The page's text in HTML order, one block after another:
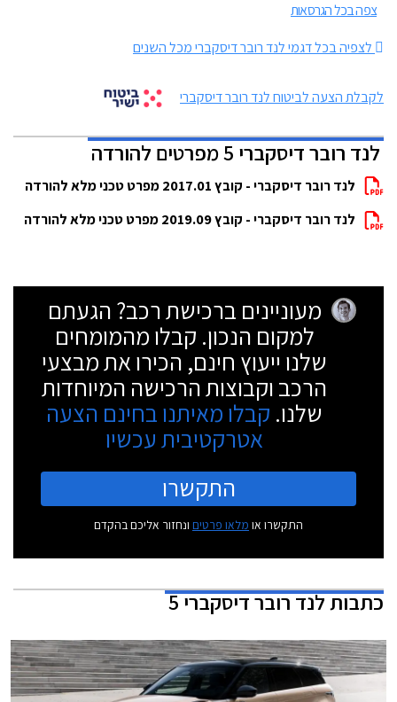
צפה בכל הגרסאות
לצפיה בכל דגמי לנד רובר דיסקברי מכל השנים
לקבלת הצעה לביטוח לנד רובר דיסקברי
לנד רובר דיסקברי 5 מפרטים להורדה
לנד רובר דיסקברי - קובץ 2017.01 מפרט טכני מלא להורדה
לנד רובר דיסקברי - קובץ 2019.09 מפרט טכני מלא להורדה
מעוניינים ברכישת רכב? הגעתם
למקום הנכון. קבלו מהמומחים
שלנו ייעוץ חינם, הכירו את מבצעי
הרכב וקבוצות הרכישה המיוחדות
שלנו. קבלו מאיתנו בחינם הצעה
אטרקטיבית עכשיו
התקשרו
התקשרו או מלאו פרטים ונחזור אליכם בהקדם
כתבותלנד רובר דיסקברי 5